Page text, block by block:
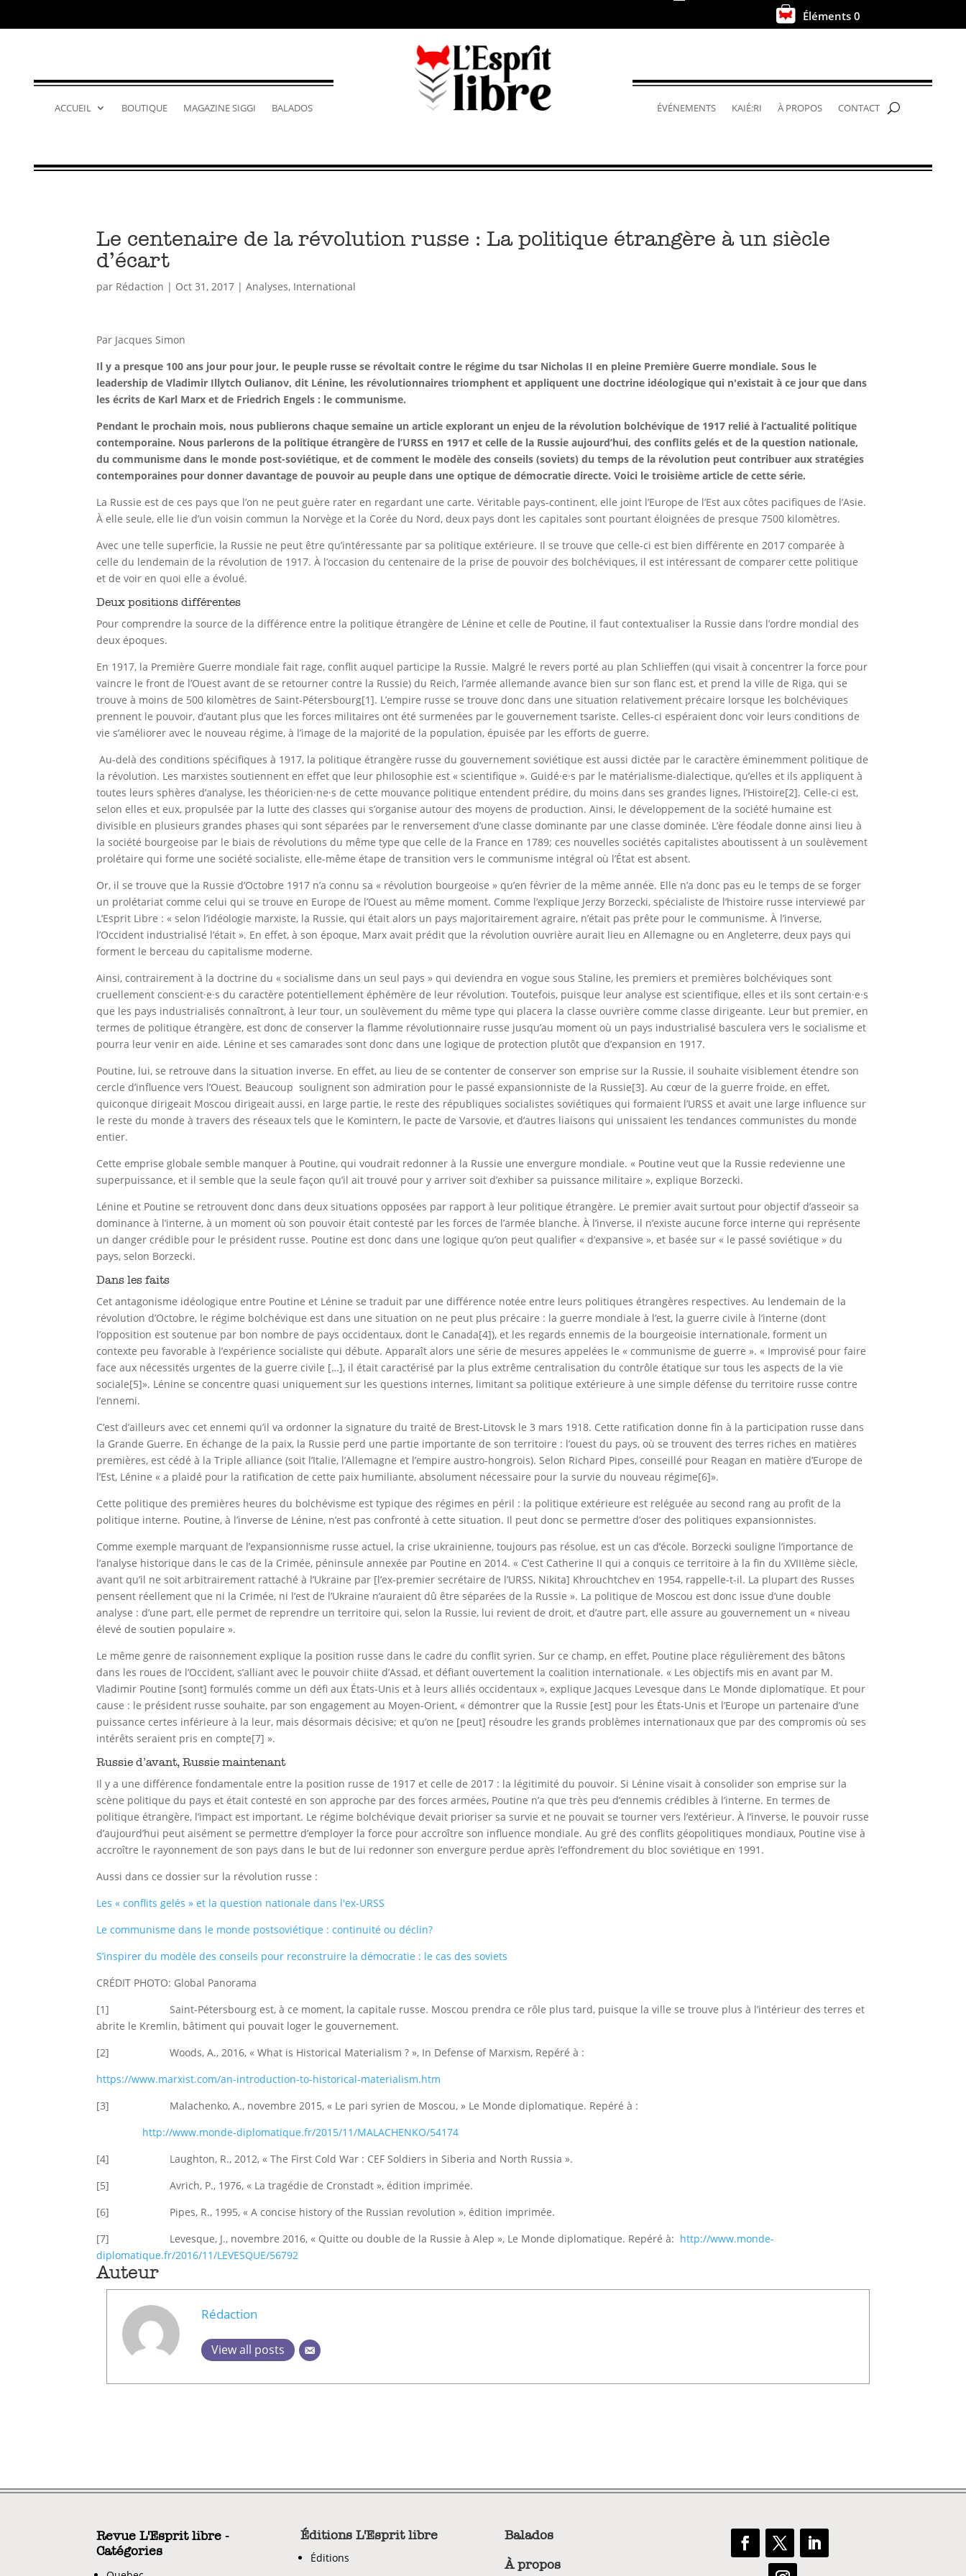
. Éléments 0
ACCUEIL BOUTIQUE MAGAZINE SIGGI BALADOS ÉVÉNEMENTS KAIÉ:RI À PROPOS CONTACT
Le centenaire de la révolution russe : La politique étrangère à un siècle
d’écart
par Rédaction | Oct 31, 2017 |Analyses, International
Par Jacques Simon
Il y a presque 100 ans jour pour jour, le peuple russe se révoltait contre le régime du tsar Nicholas II en pleine Première Guerre mondiale. Sous le
leadership de Vladimir Illytch Oulianov, dit Lénine, les révolutionnaires triomphent et appliquent une doctrine idéologique qui n'existait à ce jour que dans
les écrits de Karl Marx et de Friedrich Engels : le communisme.
Pendant le prochain mois, nous publierons chaque semaine un article explorant un enjeu de la révolution bolchévique de 1917 relié à l’actualité politique
contemporaine. Nous parlerons de la politique étrangère de l’URSS en 1917 et celle de la Russie aujourd’hui, des conflits gelés et de la question nationale,
du communisme dans le monde post-soviétique, et de comment le modèle des conseils (soviets) du temps de la révolution peut contribuer aux stratégies
contemporaines pour donner davantage de pouvoir au peuple dans une optique de démocratie directe. Voici le troisième article de cette série.
La Russie est de ces pays que l’on ne peut guère rater en regardant une carte. Véritable pays-continent, elle joint l’Europe de l’Est aux côtes pacifiques de l’Asie.
À elle seule, elle lie d’un voisin commun la Norvège et la Corée du Nord, deux pays dont les capitales sont pourtant éloignées de presque 7500 kilomètres.
Avec une telle superficie, la Russie ne peut être qu’intéressante par sa politique extérieure. Il se trouve que celle-ci est bien différente en 2017 comparée à
celle du lendemain de la révolution de 1917. À l’occasion du centenaire de la prise de pouvoir des bolchéviques, il est intéressant de comparer cette politique
et de voir en quoi elle a évolué.
Deux positions différentes
Pour comprendre la source de la différence entre la politique étrangère de Lénine et celle de Poutine, il faut contextualiser la Russie dans l’ordre mondial des
deux époques.
En 1917, la Première Guerre mondiale fait rage, conflit auquel participe la Russie. Malgré le revers porté au plan Schlieffen (qui visait à concentrer la force pour
vaincre le front de l’Ouest avant de se retourner contre la Russie) du Reich, l’armée allemande avance bien sur son flanc est, et prend la ville de Riga, qui se
trouve à moins de 500 kilomètres de Saint-Pétersbourg[1]. L’empire russe se trouve donc dans une situation relativement précaire lorsque les bolchéviques
prennent le pouvoir, d’autant plus que les forces militaires ont été surmenées par le gouvernement tsariste. Celles-ci espéraient donc voir leurs conditions de
vie s’améliorer avec le nouveau régime, à l’image de la majorité de la population, épuisée par les efforts de guerre.
Au-delà des conditions spécifiques à 1917, la politique étrangère russe du gouvernement soviétique est aussi dictée par le caractère éminemment politique de
la révolution. Les marxistes soutiennent en effet que leur philosophie est « scientifique ». Guidé·e·s par le matérialisme-dialectique, qu’elles et ils appliquent à
toutes leurs sphères d’analyse, les théoricien·ne·s de cette mouvance politique entendent prédire, du moins dans ses grandes lignes, l’Histoire[2]. Celle-ci est,
selon elles et eux, propulsée par la lutte des classes qui s’organise autour des moyens de production. Ainsi, le développement de la société humaine est
divisible en plusieurs grandes phases qui sont séparées par le renversement d’une classe dominante par une classe dominée. L’ère féodale donne ainsi lieu à
la société bourgeoise par le biais de révolutions du même type que celle de la France en 1789; ces nouvelles sociétés capitalistes aboutissent à un soulèvement
prolétaire qui forme une société socialiste, elle-même étape de transition vers le communisme intégral où l’État est absent.
Or, il se trouve que la Russie d’Octobre 1917 n’a connu sa « révolution bourgeoise » qu’en février de la même année. Elle n’a donc pas eu le temps de se forger
un prolétariat comme celui qui se trouve en Europe de l’Ouest au même moment. Comme l’explique Jerzy Borzecki, spécialiste de l’histoire russe interviewé par
L’Esprit Libre : « selon l’idéologie marxiste, la Russie, qui était alors un pays majoritairement agraire, n’était pas prête pour le communisme. À l’inverse,
l’Occident industrialisé l’était ». En effet, à son époque, Marx avait prédit que la révolution ouvrière aurait lieu en Allemagne ou en Angleterre, deux pays qui
forment le berceau du capitalisme moderne.
Ainsi, contrairement à la doctrine du « socialisme dans un seul pays » qui deviendra en vogue sous Staline, les premiers et premières bolchéviques sont
cruellement conscient·e·s du caractère potentiellement éphémère de leur révolution. Toutefois, puisque leur analyse est scientifique, elles et ils sont certain·e·s
que les pays industrialisés connaîtront, à leur tour, un soulèvement du même type qui placera la classe ouvrière comme classe dirigeante. Leur but premier, en
termes de politique étrangère, est donc de conserver la flamme révolutionnaire russe jusqu’au moment où un pays industrialisé basculera vers le socialisme et
pourra leur venir en aide. Lénine et ses camarades sont donc dans une logique de protection plutôt que d’expansion en 1917.
Poutine, lui, se retrouve dans la situation inverse. En effet, au lieu de se contenter de conserver son emprise sur la Russie, il souhaite visiblement étendre son
cercle d’influence vers l’Ouest. Beaucoup soulignent son admiration pour le passé expansionniste de la Russie[3]. Au cœur de la guerre froide, en effet,
quiconque dirigeait Moscou dirigeait aussi, en large partie, le reste des républiques socialistes soviétiques qui formaient l’URSS et avait une large influence sur
le reste du monde à travers des réseaux tels que le Komintern, le pacte de Varsovie, et d’autres liaisons qui unissaient les tendances communistes du monde
entier.
Cette emprise globale semble manquer à Poutine, qui voudrait redonner à la Russie une envergure mondiale. « Poutine veut que la Russie redevienne une
superpuissance, et il semble que la seule façon qu’il ait trouvé pour y arriver soit d’exhiber sa puissance militaire », explique Borzecki.
Lénine et Poutine se retrouvent donc dans deux situations opposées par rapport à leur politique étrangère. Le premier avait surtout pour objectif d’asseoir sa
dominance à l’interne, à un moment où son pouvoir était contesté par les forces de l’armée blanche. À l’inverse, il n’existe aucune force interne qui représente
un danger crédible pour le président russe. Poutine est donc dans une logique qu’on peut qualifier « d’expansive », et basée sur « le passé soviétique » du
pays, selon Borzecki.
Dans les faits
Cet antagonisme idéologique entre Poutine et Lénine se traduit par une différence notée entre leurs politiques étrangères respectives. Au lendemain de la
révolution d’Octobre, le régime bolchévique est dans une situation on ne peut plus précaire : la guerre mondiale à l’est, la guerre civile à l’interne (dont
l’opposition est soutenue par bon nombre de pays occidentaux, dont le Canada[4]), et les regards ennemis de la bourgeoisie internationale, forment un
contexte peu favorable à l’expérience socialiste qui débute. Apparaît alors une série de mesures appelées le « communisme de guerre ». « Improvisé pour faire
face aux nécessités urgentes de la guerre civile […], il était caractérisé par la plus extrême centralisation du contrôle étatique sur tous les aspects de la vie
sociale[5]». Lénine se concentre quasi uniquement sur les questions internes, limitant sa politique extérieure à une simple défense du territoire russe contre
l’ennemi.
C’est d’ailleurs avec cet ennemi qu’il va ordonner la signature du traité de Brest-Litovsk le 3 mars 1918. Cette ratification donne fin à la participation russe dans
la Grande Guerre. En échange de la paix, la Russie perd une partie importante de son territoire : l’ouest du pays, où se trouvent des terres riches en matières
premières, est cédé à la Triple alliance (soit l’Italie, l’Allemagne et l’empire austro-hongrois). Selon Richard Pipes, conseillé pour Reagan en matière d’Europe de
l’Est, Lénine « a plaidé pour la ratification de cette paix humiliante, absolument nécessaire pour la survie du nouveau régime[6]».
Cette politique des premières heures du bolchévisme est typique des régimes en péril : la politique extérieure est reléguée au second rang au profit de la
politique interne. Poutine, à l’inverse de Lénine, n’est pas confronté à cette situation. Il peut donc se permettre d’oser des politiques expansionnistes.
Comme exemple marquant de l’expansionnisme russe actuel, la crise ukrainienne, toujours pas résolue, est un cas d’école. Borzecki souligne l’importance de
l’analyse historique dans le cas de la Crimée, péninsule annexée par Poutine en 2014. « C’est Catherine II qui a conquis ce territoire à la fin du XVIIIème siècle,
avant qu’il ne soit arbitrairement rattaché à l’Ukraine par [l’ex-premier secrétaire de l’URSS, Nikita] Khrouchtchev en 1954, rappelle-t-il. La plupart des Russes
pensent réellement que ni la Crimée, ni l’est de l’Ukraine n’auraient dû être séparées de la Russie ». La politique de Moscou est donc issue d’une double
analyse : d’une part, elle permet de reprendre un territoire qui, selon la Russie, lui revient de droit, et d’autre part, elle assure au gouvernement un « niveau
élevé de soutien populaire ».
Le même genre de raisonnement explique la position russe dans le cadre du conflit syrien. Sur ce champ, en effet, Poutine place régulièrement des bâtons
dans les roues de l’Occident, s’alliant avec le pouvoir chiite d’Assad, et défiant ouvertement la coalition internationale. « Les objectifs mis en avant par M.
Vladimir Poutine [sont] formulés comme un défi aux États-Unis et à leurs alliés occidentaux », explique Jacques Levesque dans Le Monde diplomatique. Et pour
cause : le président russe souhaite, par son engagement au Moyen-Orient, « démontrer que la Russie [est] pour les États-Unis et l’Europe un partenaire d’une
puissance certes inférieure à la leur, mais désormais décisive; et qu’on ne [peut] résoudre les grands problèmes internationaux que par des compromis où ses
intérêts seraient pris en compte[7] ».
Russie d’avant, Russie maintenant
Il y a une différence fondamentale entre la position russe de 1917 et celle de 2017 : la légitimité du pouvoir. Si Lénine visait à consolider son emprise sur la
scène politique du pays et était contesté en son approche par des forces armées, Poutine n’a que très peu d’ennemis crédibles à l’interne. En termes de
politique étrangère, l’impact est important. Le régime bolchévique devait prioriser sa survie et ne pouvait se tourner vers l’extérieur. À l’inverse, le pouvoir russe
d’aujourd’hui peut aisément se permettre d’employer la force pour accroître son influence mondiale. Au gré des conflits géopolitiques mondiaux, Poutine vise à
accroître le rayonnement de son pays dans le but de lui redonner son envergure perdue après l’effondrement du bloc soviétique en 1991.
Aussi dans ce dossier sur la révolution russe :
Les « conflits gelés » et la question nationale dans l'ex-URSS
Le communisme dans le monde postsoviétique : continuité ou déclin?
S’inspirer du modèle des conseils pour reconstruire la démocratie : le cas des soviets
CRÉDIT PHOTO: Global Panorama
[1] Saint-Pétersbourg est, à ce moment, la capitale russe. Moscou prendra ce rôle plus tard, puisque la ville se trouve plus à l’intérieur des terres et
abrite le Kremlin, bâtiment qui pouvait loger le gouvernement.
[2] Woods, A., 2016, « What is Historical Materialism ? », In Defense of Marxism, Repéré à :
https://www.marxist.com/an-introduction-to-historical-materialism.htm
[3] Malachenko, A., novembre 2015, « Le pari syrien de Moscou, » Le Monde diplomatique. Repéré à :
http://www.monde-diplomatique.fr/2015/11/MALACHENKO/54174
[4] Laughton, R., 2012, « The First Cold War : CEF Soldiers in Siberia and North Russia ».
[5] Avrich, P., 1976, « La tragédie de Cronstadt », édition imprimée.
[6] Pipes, R., 1995, « A concise history of the Russian revolution », édition imprimée.
[7] Levesque, J., novembre 2016, « Quitte ou double de la Russie à Alep », Le Monde diplomatique. Repéré à: http://www.monde-
diplomatique.fr/2016/11/LEVESQUE/56792
Auteur
Rédaction
View all posts
Revue L'Esprit libre -
Catégories
Éditions L'Esprit libre
Éditions
Balados
À propos